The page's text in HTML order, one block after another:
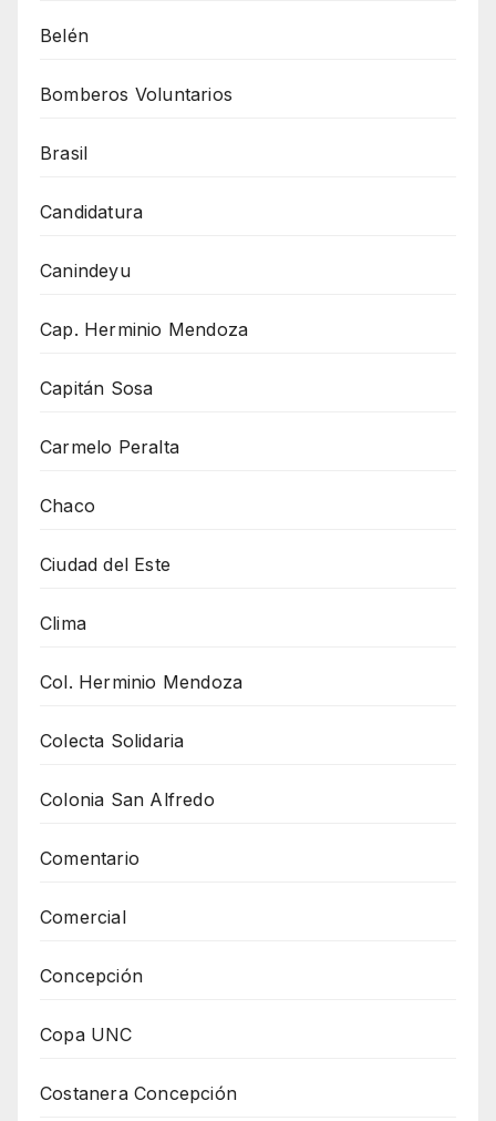
Belén
Bomberos Voluntarios
Brasil
Candidatura
Canindeyu
Cap. Herminio Mendoza
Capitán Sosa
Carmelo Peralta
Chaco
Ciudad del Este
Clima
Col. Herminio Mendoza
Colecta Solidaria
Colonia San Alfredo
Comentario
Comercial
Concepción
Copa UNC
Costanera Concepción